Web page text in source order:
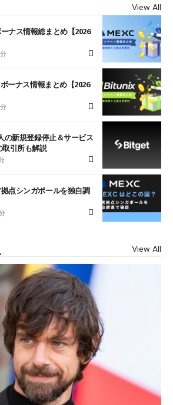
View All
ナス情報総まとめ【2026
ーナス情報まとめ【2026
新規登録停止＆サービス
引所も解説
点シンガポールを独自調
View All